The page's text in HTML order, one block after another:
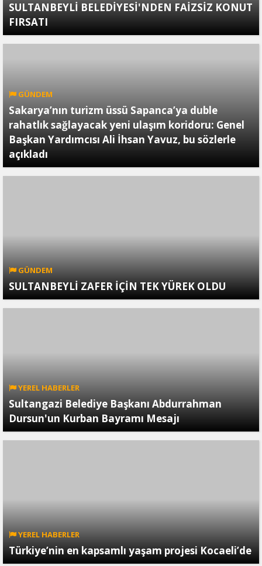
SULTANBEYLİ BELEDİYESİ'NDEN FAİZSİZ KONUT
FIRSATI
GÜNDEM
Sakarya’nın turizm üssü Sapanca’ya duble
rahatlık sağlayacak yeni ulaşım koridoru: Genel
Başkan Yardımcısı Ali İhsan Yavuz, bu sözlerle
açıkladı
GÜNDEM
SULTANBEYLİ ZAFER İÇİN TEK YÜREK OLDU
YEREL HABERLER
Sultangazi Belediye Başkanı Abdurrahman
Dursun'un Kurban Bayramı Mesajı
YEREL HABERLER
Türkiye’nin en kapsamlı yaşam projesi Kocaeli’de